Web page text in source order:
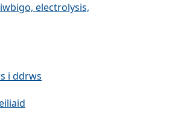
electrolysis,
i ddrws